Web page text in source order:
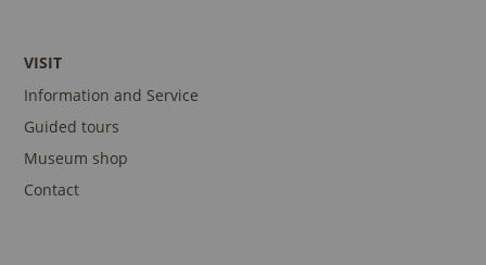
VISIT
Information and Service
Guided tours
Museum shop
Contact